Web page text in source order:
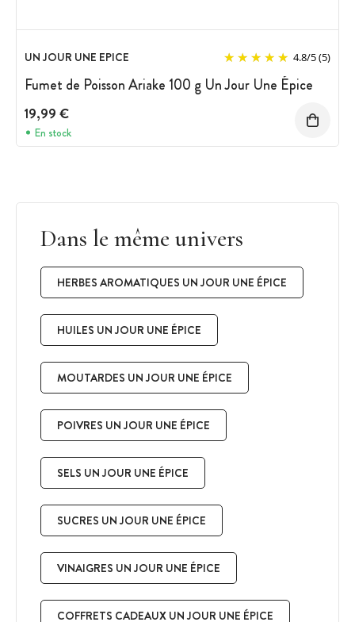
UN JOUR UNE EPICE 4.8/5(5)
Fumet de Poisson Ariake 100 g Un Jour Une Épice
19,99 €
En stock
Dans le même univers
HERBES AROMATIQUES UN JOUR UNE ÉPICE
HUILES UN JOUR UNE ÉPICE
MOUTARDES UN JOUR UNE ÉPICE
POIVRES UN JOUR UNE ÉPICE
SELS UN JOUR UNE ÉPICE
SUCRES UN JOUR UNE ÉPICE
VINAIGRES UN JOUR UNE ÉPICE
COFFRETS CADEAUX UN JOUR UNE ÉPICE